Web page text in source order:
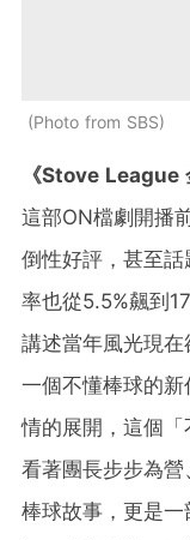
Photo from SBS
《Stove League
這部ON檔劇開播
倒性好評，甚至
率也從5.5%飆到
講述當年風光現
一個不懂棒球的
情的展開，這個「
看著團長步步為
棒球故事，更是